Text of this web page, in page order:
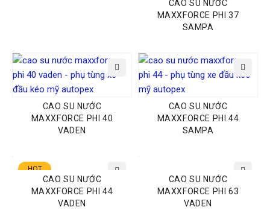
CAO SU NƯỚC
MAXXFORCE PHI 37
SAMPA
CAO SU NƯỚC
MAXXFORCE PHI 40
VADEN
CAO SU NƯỚC
MAXXFORCE PHI 44
SAMPA
HOT
CAO SU NƯỚC
MAXXFORCE PHI 44
VADEN
CAO SU NƯỚC
MAXXFORCE PHI 63
VADEN